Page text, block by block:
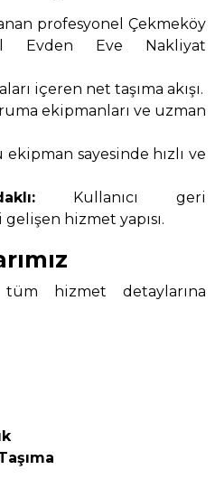
profesyonel Çekmeköy
Evden Eve Nakliyat
içeren net taşıma akışı.
ekipmanları ve uzman
sayesinde hızlı ve
Kullanıcı geri
hizmet yapısı.
tüm hizmet detaylarına